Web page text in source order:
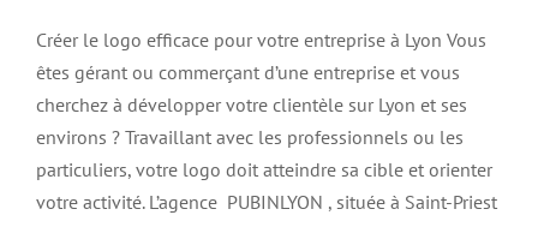
communiquer
efficacement
au
travers
son
logo
pour
une
Créer le logo efficace pour votre entreprise à Lyon Vous
êtes gérant ou commerçant d’une entreprise et vous
cherchez à développer votre clientèle sur Lyon et ses
environs ? Travaillant avec les professionnels ou les
particuliers, votre logo doit atteindre sa cible et orienter
votre activité. L’agence PUBINLYON , située à Saint-Priest